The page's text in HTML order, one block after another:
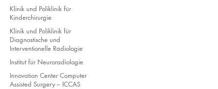
Klinik und Poliklinik für
Kinderchirurgie
Klinik und Poliklinik für
Diagnostische und
Interventionelle Radiologie
Institut für Neuroradiologie
Innovation Center Computer
Assisted Surgery – ICCAS